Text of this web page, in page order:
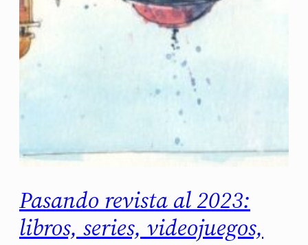
Pasando revista al 2023:
libros, series, videojuegos,